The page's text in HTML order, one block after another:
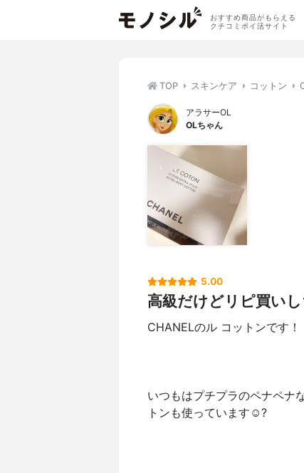
おすすめ商品がもらえる
クチコミポイ活サイト
TOP スキンケア コットン
アラサーOL
OLちゃん
5.00
高級だけどリピ買いし
CHANELのル コットンです！
いつもはプチプラのペナペナ
トンも使っています☺️?